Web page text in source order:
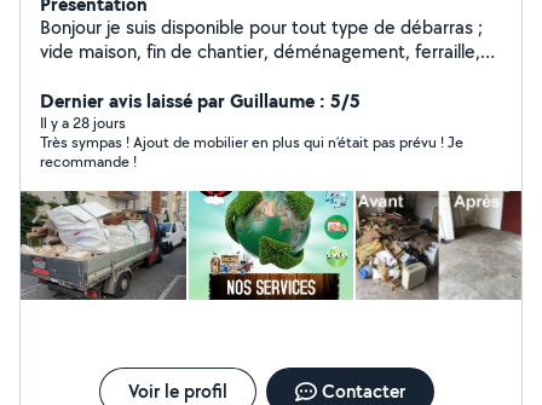
Bonjour je suis disponible pour tout type de débarras ;
vide maison, fin de chantier, déménagement, ferraille,
trajets colis. Je suis preneur de toute vos demande.
Dernier avis laissé par Guillaume : 5/5
Il y a 28 jours
Très sympas ! Ajout de mobilier en plus qui n’était pas prévu ! Je
recommande !
Voir le profil Contacter